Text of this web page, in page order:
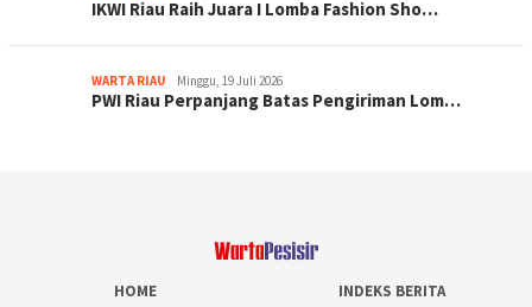
IKWI Riau Raih Juara I Lomba Fashion Sho…
WARTA RIAU Minggu, 19 Juli 2026
PWI Riau Perpanjang Batas Pengiriman Lom…
HOME INDEKS BERITA